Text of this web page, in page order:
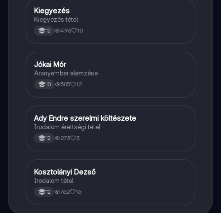
Töri
Kiegyezés
Kiegyezés tétel
12 496 10
Magyar
Jókai Mór
Aranyember elemzése
10 505 12
Magyar
Ady Endre szerelmi költészete
Irodalom érettségi tétel
12 273 3
Magyar
Kosztolányi Dezső
Irodalom tétel
12 762 16